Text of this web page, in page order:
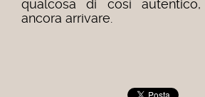
qualcosa di così
ancora arrivare.